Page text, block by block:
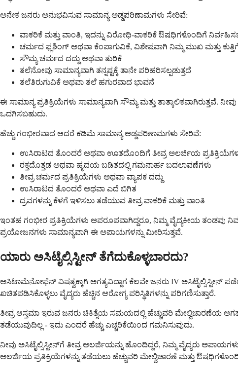
ಅನೇಕ ಜನರು ಅನುಭವಿಸುವ ಸಾಮಾನ್ಯ ಅಡ್ಡಪರಿಣಾಮಗಳು ಸೇರಿವೆ:
ವಾಕರಿಕೆ ಮತ್ತು ವಾಂತಿ, ಇದನ್ನು ವಿರೋಧಿ-ವಾಕರಿಕೆ ಔಷಧಿಗಳೊಂದಿಗೆ
ಚರ್ಮದ ಫ್ಲಶಿಂಗ್ ಅಥವಾ ಕೆಂಪಾಗುವಿಕೆ, ವಿಶೇಷವಾಗಿ ನಿಮ್ಮ ಮುಖ ಮತ್ತು
ಸೌಮ್ಯ ಚರ್ಮದ ದದ್ದು ಅಥವಾ ತುರಿಕೆ
ತಲೆನೋವು ಸಾಮಾನ್ಯವಾಗಿ ತನ್ನಷ್ಟಕ್ಕೆ ತಾನೇ ಪರಿಹರಿಸಲ್ಪಡುತ್ತದೆ
ತಲೆತಿರುಗುವಿಕೆ ಅಥವಾ ತಲೆ ಹಗುರವಾದ ಭಾವನೆ
ಈ ಸಾಮಾನ್ಯ ಪ್ರತಿಕ್ರಿಯೆಗಳು ಸಾಮಾನ್ಯವಾಗಿ ಸೌಮ್ಯ ಮತ್ತು ತಾತ್ಕಾಲಿಕವಾಗಿರುತ್ತವೆ.
ಒದಗಿಸಬಹುದು.
ಹೆಚ್ಚು ಗಂಭೀರವಾದ ಆದರೆ ಕಡಿಮೆ ಸಾಮಾನ್ಯ ಅಡ್ಡಪರಿಣಾಮಗಳು ಸೇರಿವೆ:
ಉಸಿರಾಟದ ತೊಂದರೆ ಅಥವಾ ಊತದೊಂದಿಗೆ ತೀವ್ರ ಅಲರ್ಜಿಯ
ರಕ್ತದೊತ್ತಡ ಅಥವಾ ಹೃದಯ ಬಡಿತದಲ್ಲಿ ಗಮನಾರ್ಹ ಬದಲಾವಣೆಗಳು
ತೀವ್ರ ಚರ್ಮದ ಪ್ರತಿಕ್ರಿಯೆಗಳು ಅಥವಾ ವ್ಯಾಪಕ ದದ್ದು
ಉಸಿರಾಟದ ತೊಂದರೆ ಅಥವಾ ಎದೆ ಬಿಗಿತ
ದ್ರವಗಳನ್ನು ಕೆಳಗೆ ಇಳಿಸಲು ತಡೆಯುವ ತೀವ್ರ ವಾಕರಿಕೆ ಮತ್ತು ವಾಂತಿ
ಇಂತಹ ಗಂಭೀರ ಪ್ರತಿಕ್ರಿಯೆಗಳು ಅಪರೂಪವಾಗಿದ್ದರೂ, ನಿಮ್ಮ ವೈದ್ಯಕೀಯ ತಂಡವು
ಪ್ರಯೋಜನಗಳು ಸಾಮಾನ್ಯವಾಗಿ ಈ ಅಪಾಯಗಳನ್ನು ಮೀರಿಸುತ್ತವೆ.
ಯಾರು ಅಸಿಟೈಲ್ಸಿಸ್ಟೀನ್ ತೆಗೆದುಕೊಳ್ಳಬಾರದು?
ಅಸಿಟಾಮೆನೋಫೆನ್ ವಿಷತ್ವಕ್ಕಾಗಿ ಅಗತ್ಯವಿದ್ದಾಗ ಕೆಲವೇ ಜನರು IV ಅಸಿಟೈಲ್ಸಿಸ್ಟೀನ್
ಖಚಿತಪಡಿಸಿಕೊಳ್ಳಲು ವೈದ್ಯರು ಹೆಚ್ಚಿನ ಆರೋಗ್ಯ ಪರಿಸ್ಥಿತಿಗಳನ್ನು ಪರಿಗಣಿಸುತ್ತಾರೆ.
ತೀವ್ರ ಆಸ್ತಮಾ ಇರುವ ಜನರು ಚಿಕಿತ್ಸೆಯ ಸಮಯದಲ್ಲಿ ಹೆಚ್ಚುವರಿ ಮೇಲ್ವಿಚಾರಣೆಯ
ತಡೆಯುವುದಿಲ್ಲ - ಇದು ಎಂದರೆ ಹೆಚ್ಚು ಎಚ್ಚರಿಕೆಯಿಂದ ಗಮನಿಸುವುದು.
ನೀವು ಅಸಿಟೈಲ್ಸಿಸ್ಟೀನ್‌ಗೆ ತೀವ್ರ ಅಲರ್ಜಿಯನ್ನು ಹೊಂದಿದ್ದರೆ, ನಿಮ್ಮ ವೈದ್ಯರು
ಅಲರ್ಜಿಯ ಪ್ರತಿಕ್ರಿಯೆಗಳನ್ನು ತಡೆಯಲು ಹೆಚ್ಚುವರಿ ಮೇಲ್ವಿಚಾರಣೆ ಮತ್ತು